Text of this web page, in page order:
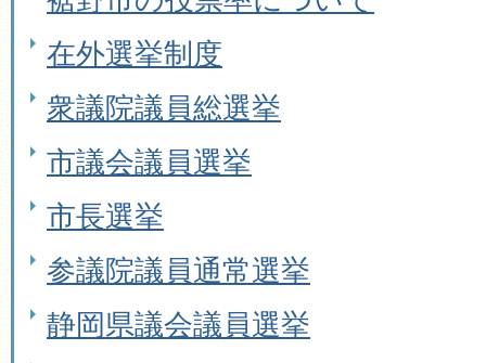
在外選挙制度
衆議院議員総選挙
市議会議員選挙
市長選挙
参議院議員通常選挙
静岡県議会議員選挙